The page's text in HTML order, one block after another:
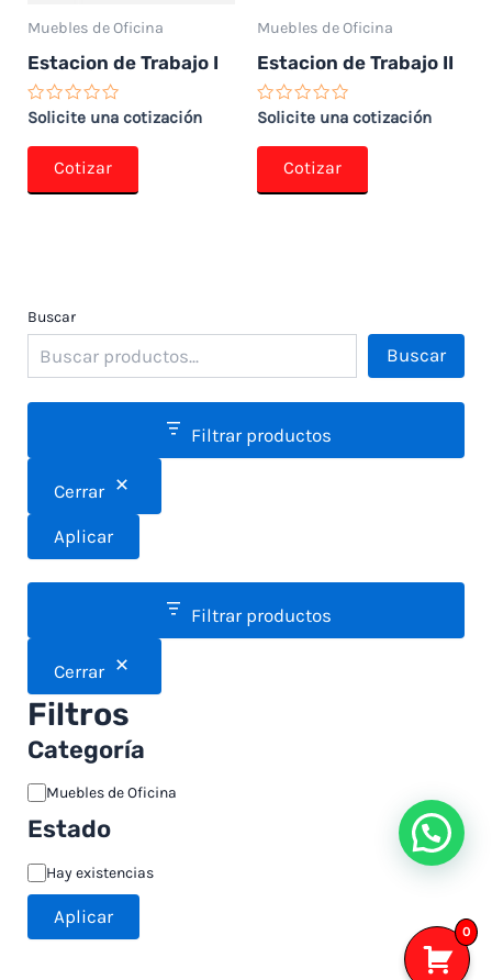
Buscar
Buscar
Filtrar productos
Cerrar
Aplicar
Filtrar productos
Cerrar
Filtros
Categoría
Muebles de Oficina
Estado
Hay existencias
Aplicar
Muebles de Oficina
Estacion de Trabajo I
Valorado
0
Solicite una cotización
Cotizar
Muebles de Oficina
Estacion de Trabajo II
Valorado
0
Solicite una cotización
Cotizar
0